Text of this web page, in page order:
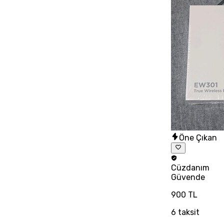
Öne Çıkan
Cüzdanım
Güvende
900 TL
6 taksit